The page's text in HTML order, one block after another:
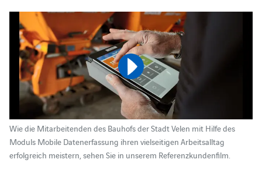
Wie die Mitarbeitenden des Bauhofs der Stadt Velen mit Hilfe des
Moduls Mobile Datenerfassung ihren vielseitigen Arbeitsalltag
erfolgreich meistern, sehen Sie in unserem Referenzkundenfilm.